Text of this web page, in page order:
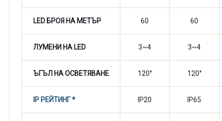
LED БРОЯ НА МЕТЪР 60 60
ЛУМЕНИ НА LED 3~4 3~4
ЪГЪЛ НА ОСВЕТЯВАНЕ 120° 120°
IP РЕЙТИНГ * IP20 IP65